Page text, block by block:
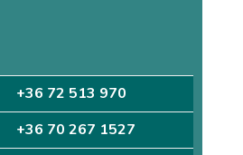
+36 72 513 970
+36 70 267 1527